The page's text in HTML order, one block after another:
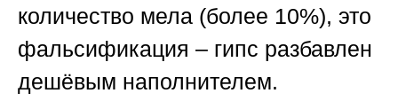
количество мела (более 10%), это
фальсификация – гипс разбавлен
дешёвым наполнителем.